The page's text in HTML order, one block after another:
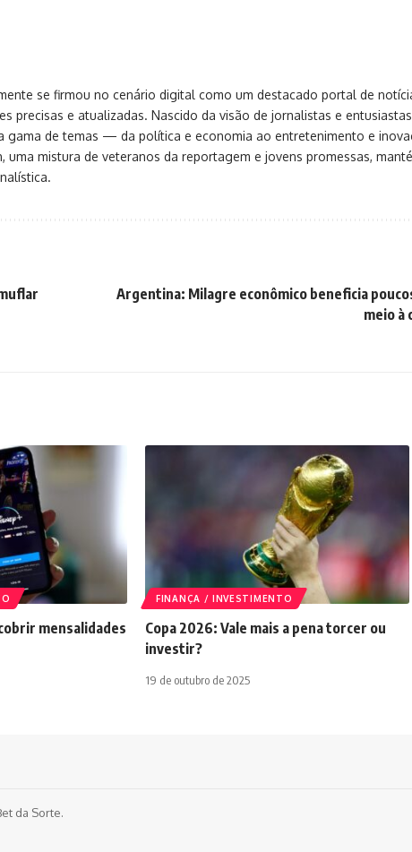
se firmou no cenário digital como um destacado portal de
precisas e atualizadas. Nascido da visão de jornalistas e
gama de temas — da política e economia ao entretenimento e
uma mistura de veteranos da reportagem e jovens promessas,
Argentina: Milagre econômico beneficia
meio à
mensalidades
FINANÇA / INVESTIMENTO
Copa 2026: Vale mais a pena torcer ou
investir?
19 de outubro de 2025
da Sorte.